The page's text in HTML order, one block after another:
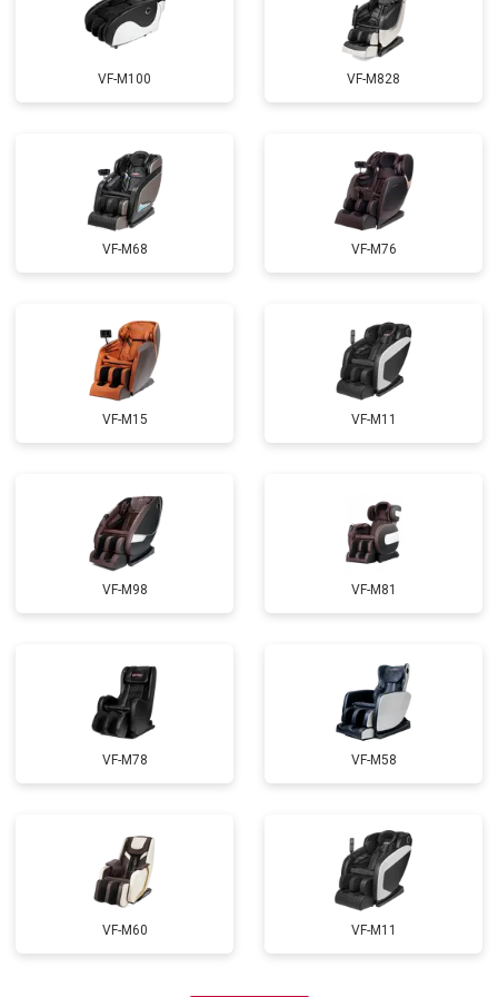
Ремонт пульта управления от 4200 ₽ Заказать
от 3900 ₽
Ремонт сканера от 4800 ₽ Заказать
Ремонт купюроприемника
Замена сетевого трансформатора от 4500 ₽ Заказать
Ремонт микро-лифта от 5500 ₽
VF-M100 VF-M828
VF-M68 VF-M76
VF-M15 VF-M11
VF-M98 VF-M81
VF-M78 VF-M58
VF-M60 VF-M11